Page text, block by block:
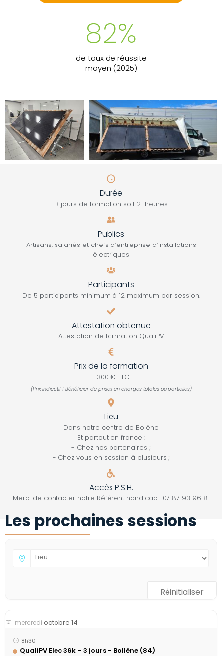
82%
de taux de réussite
moyen (2025)
Durée
3 jours de formation soit 21 heures
Publics
Artisans, salariés et chefs d’entreprise d’installations
électriques
Participants
De 5 participants minimum à 12 maximum par session.
Attestation obtenue
Attestation de formation QualiPV
Prix de la formation
1 300 € TTC
(Prix indicatif ! Bénéficier de prises en charges totales ou partielles)
Lieu
Dans notre centre de Bolène
Et partout en france :
- Chez nos partenaires ;
- Chez vous en session à plusieurs ;
Accès P.S.H.
Merci de contacter notre Référent handicap : 07 87 93 96 81
Les prochaines sessions
Réinitialiser
mercredi octobre 14
8h30
QualiPV Elec 36k – 3 jours – Bollène (84)